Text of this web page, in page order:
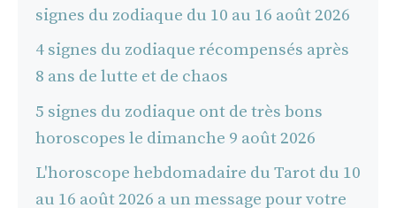
signes du zodiaque du 10 au 16 août 2026
4 signes du zodiaque récompensés après
8 ans de lutte et de chaos
5 signes du zodiaque ont de très bons
horoscopes le dimanche 9 août 2026
L'horoscope hebdomadaire du Tarot du 10
au 16 août 2026 a un message pour votre